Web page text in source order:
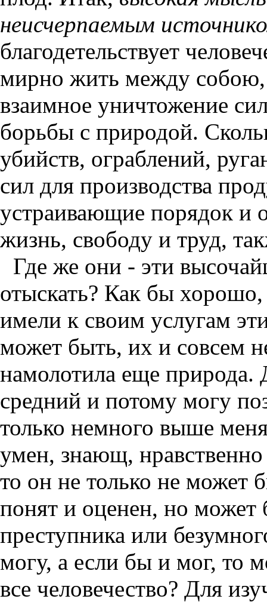
неисчерпаемым
благодетельствует
мирно жить между собою,
взаимное уничтожение
борьбы с природой.
убийств, ограблений,
сил для производства
устраивающие порядок и
жизнь, свободу и труд,
Где же они - эти
отыскать? Как бы
имели к своим услугам
может быть, их и совсем
намолотила еще природа.
средний и потому могу
только немного выше
умен, знающ,
то он не только не
понят и оценен, но
преступника или
могу, а если бы и мог, то
все человечество? Для